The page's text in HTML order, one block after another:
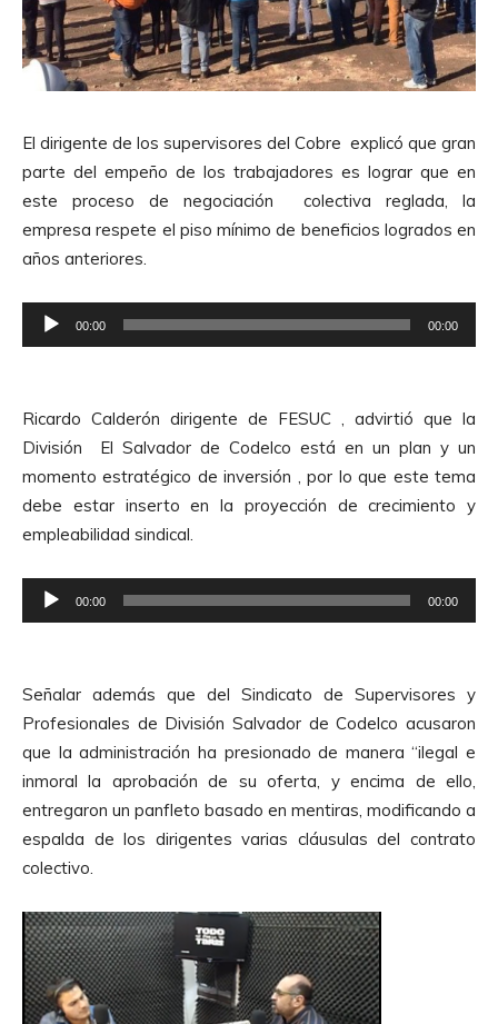
d
e
A
d
El dirigente de los supervisores del Cobre explicó que gran
parte del empeño de los trabajadores es lograr que en
este proceso de negociación colectiva reglada, la
empresa respete el piso mínimo de beneficios logrados en
años anteriores.
e
o
d
u
c
t
o
A
u
d
i
o
00:00 00:00
Ricardo Calderón dirigente de FESUC , advirtió que la
División El Salvador de Codelco está en un plan y un
momento estratégico de inversión , por lo que este tema
debe estar inserto en la proyección de crecimiento y
empleabilidad sindical.
e
o
d
u
c
t
o
r
d
e
A
u
00:00 00:00
Señalar además que del Sindicato de Supervisores y
Profesionales de División Salvador de Codelco acusaron
que la administración ha presionado de manera “ilegal e
inmoral la aprobación de su oferta, y encima de ello,
entregaron un panfleto basado en mentiras, modificando a
espalda de los dirigentes varias cláusulas del contrato
colectivo.